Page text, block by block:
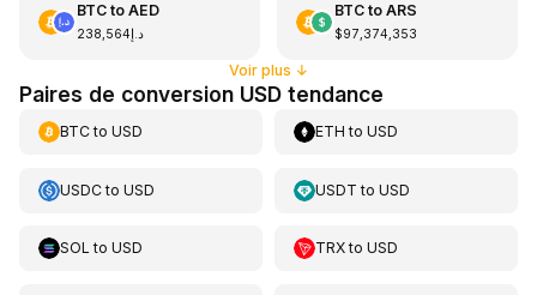
BTCto AED
د.إ238,564
BTCto ARS
$97,374,353
Voir plus ↓
Paires de conversion USD tendance
BTCto USD ETH toUSD
USDCto USD USDT toUSD
SOL to USD TRXtoUSD